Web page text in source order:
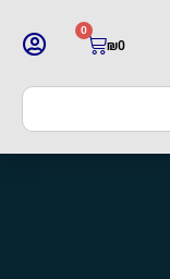
₪0
0